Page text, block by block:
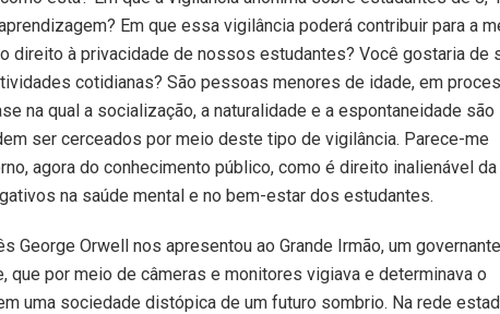
Em que essa vigilância poderá contribuir para a
direito à privacidade de nossos estudantes? Você gostaria de
cotidianas? São pessoas menores de idade, em
na qual a socialização, a naturalidade e a espontaneidade são
ser cerceados por meio deste tipo de vigilância. Parece-me
agora do conhecimento público, como é direito inalienável da
na saúde mental e no bem-estar dos estudantes.
George Orwell nos apresentou ao Grande Irmão, um governante
que por meio de câmeras e monitores vigiava e determinava o
uma sociedade distópica de um futuro sombrio. Na rede